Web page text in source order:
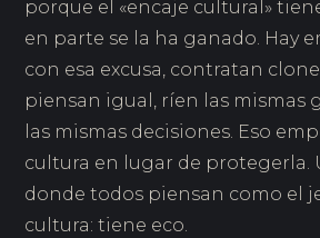
porque el «encaje cultural»
en parte se la ha ganado. Hay
con esa excusa, contratan
piensan igual, ríen las mismas
las mismas decisiones. Eso
cultura en lugar de protegerla.
donde todos piensan como el
cultura: tiene eco.